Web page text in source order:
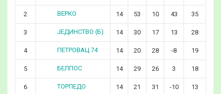
2 ВЕРКО 14 53 10 43 35
3 ЈЕДИНСТВО (Б) 14 30 17 13 28
4 ПЕТРОВАЦ 74 14 20 28 -8 19
5 БЕЛПОС 14 29 26 3 18
6 ТОРПЕДО 14 21 31 -10 13